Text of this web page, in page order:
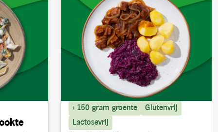
> 150 gram groente
Glutenvrij
Lactosevrij